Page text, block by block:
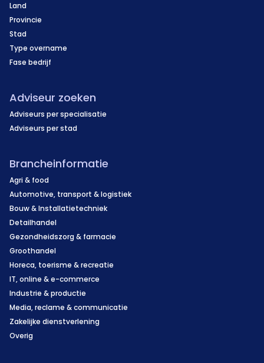
Land
Provincie
Stad
Type overname
Fase bedrijf
Adviseur zoeken
Adviseurs per specialisatie
Adviseurs per stad
Brancheinformatie
Agri & food
Automotive, transport & logistiek
Bouw & Installatietechniek
Detailhandel
Gezondheidszorg & farmacie
Groothandel
Horeca, toerisme & recreatie
IT, online & e-commerce
Industrie & productie
Media, reclame & communicatie
Zakelijke dienstverlening
Overig